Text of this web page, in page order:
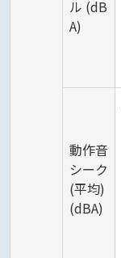
ル (dB
A)
動作音
シーク
(平均)
(dBA)